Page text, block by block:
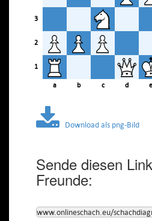
3
2
1
a b c d e
Download als png-Bild
Sende diesen
Freunde:
www.onlineschach.eu/